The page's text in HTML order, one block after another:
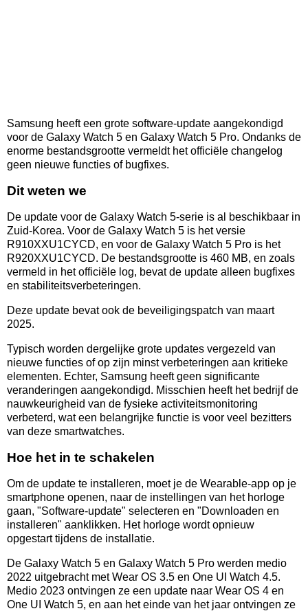
Samsung heeft een grote software-update aangekondigd
voor de Galaxy Watch 5 en Galaxy Watch 5 Pro. Ondanks de
enorme bestandsgrootte vermeldt het officiële changelog
geen nieuwe functies of bugfixes.
Dit weten we
De update voor de Galaxy Watch 5-serie is al beschikbaar in
Zuid-Korea. Voor de Galaxy Watch 5 is het versie
R910XXU1CYCD, en voor de Galaxy Watch 5 Pro is het
R920XXU1CYCD. De bestandsgrootte is 460 MB, en zoals
vermeld in het officiële log, bevat de update alleen bugfixes
en stabiliteitsverbeteringen.
Deze update bevat ook de beveiligingspatch van maart
2025.
Typisch worden dergelijke grote updates vergezeld van
nieuwe functies of op zijn minst verbeteringen aan kritieke
elementen. Echter, Samsung heeft geen significante
veranderingen aangekondigd. Misschien heeft het bedrijf de
nauwkeurigheid van de fysieke activiteitsmonitoring
verbeterd, wat een belangrijke functie is voor veel bezitters
van deze smartwatches.
Hoe het in te schakelen
Om de update te installeren, moet je de Wearable-app op je
smartphone openen, naar de instellingen van het horloge
gaan, "Software-update" selecteren en "Downloaden en
installeren" aanklikken. Het horloge wordt opnieuw
opgestart tijdens de installatie.
De Galaxy Watch 5 en Galaxy Watch 5 Pro werden medio
2022 uitgebracht met Wear OS 3.5 en One UI Watch 4.5.
Medio 2023 ontvingen ze een update naar Wear OS 4 en
One UI Watch 5, en aan het einde van het jaar ontvingen ze